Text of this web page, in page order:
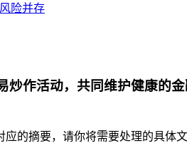
险并存
作活动，共同维护健康的
的摘要，请你将需要处理的具体